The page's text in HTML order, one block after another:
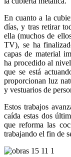
En cuanto a la
días, y tras retirar
ella (muchos de
TV), se ha
capas de material
ha procedido al
que se está
proporcionan luz
y vestuarios de
Estos trabajos
caída estas dos
que reforma las
trabajando el fin de